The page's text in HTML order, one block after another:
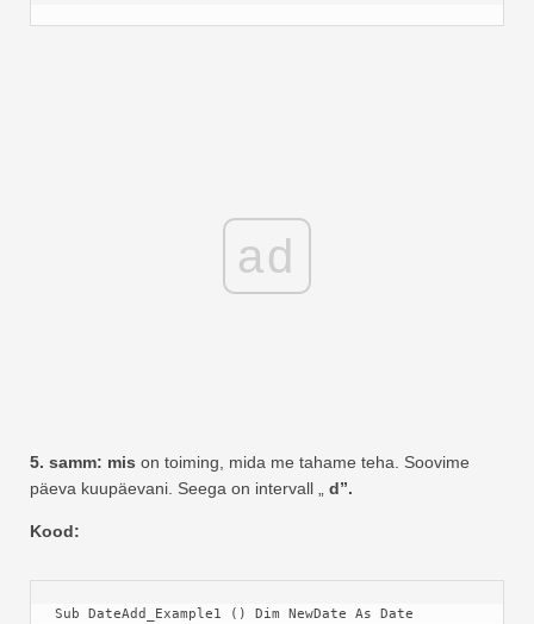
ad
5. samm: mis on toiming, mida me tahame teha. Soovime
päeva kuupäevani. Seega on intervall „ d”.
Kood:
Sub DateAdd_Example1 () Dim NewDate As Date